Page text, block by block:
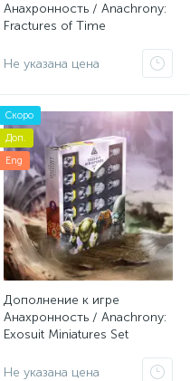
Анахронность / Anachrony:
Fractures of Time
Не указана цена
Скоро
Доп.
Eng
Дополнение к игре
Анахронность / Anachrony:
Exosuit Miniatures Set
Не указана цена